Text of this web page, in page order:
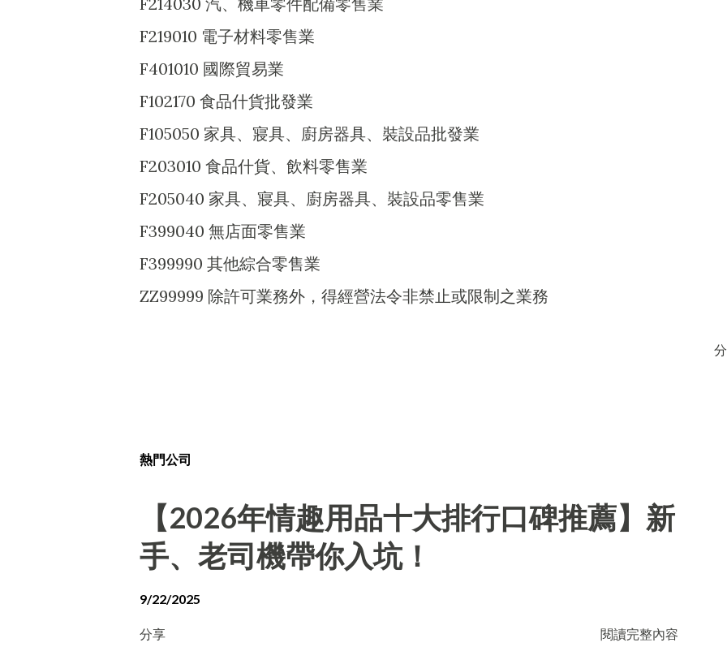
F219010 電子材料零售業
F401010 國際貿易業
F102170 食品什貨批發業
F105050 家具、寢具、廚房器具、裝設品批發業
F203010 食品什貨、飲料零售業
F205040 家具、寢具、廚房器具、裝設品零售業
F399040 無店面零售業
F399990 其他綜合零售業
ZZ99999 除許可業務外，得經營法令非禁止或限制之業務
熱門公司
【2026年情趣用品十大排行口碑推薦】新
手、老司機帶你入坑！
9/22/2025
分享 閱讀完整內容